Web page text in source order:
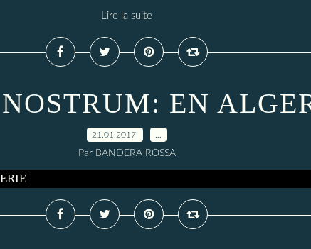
Lire la suite
EN
21.01.2017
Par BANDERA ROSSA